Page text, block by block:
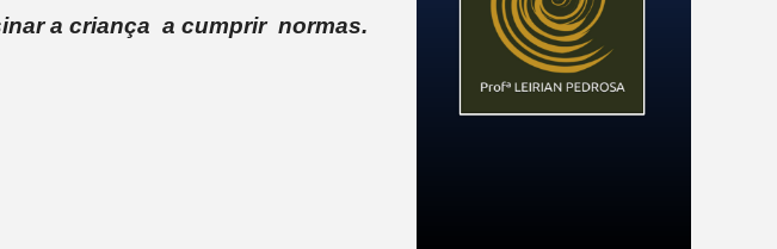
a criança a cumprir normas.